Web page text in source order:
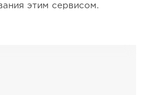
этим сервисом.